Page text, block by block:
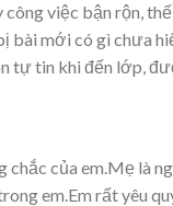
việc bận rộn,
bài mới có gì chưa
tự tin khi đến lớp,
chắc của em.Mẹ là
em.Em rất yêu